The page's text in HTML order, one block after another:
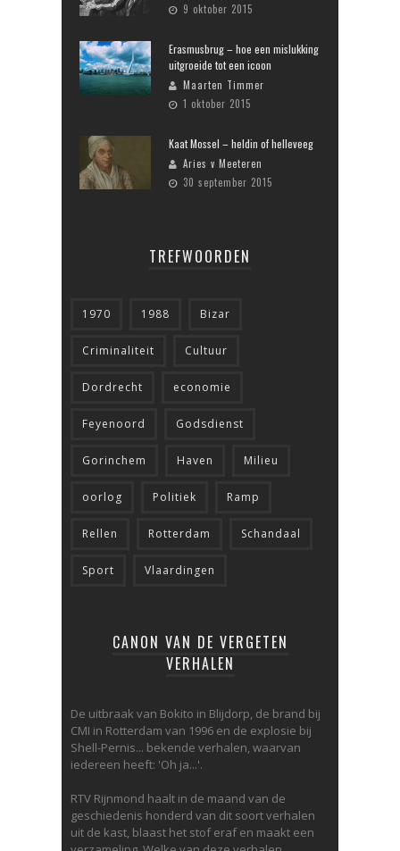
9 oktober 2015
Erasmusbrug – hoe een mislukking
uitgroeide tot een icoon
Maarten Timmer
1 oktober 2015
Kaat Mossel – heldin of helleveeg
Aries v Meeteren
30 september 2015
TREFWOORDEN
1970 1988 Bizar
Criminaliteit Cultuur
Dordrecht economie
Feyenoord Godsdienst
Gorinchem Haven Milieu
oorlog Politiek Ramp
Rellen Rotterdam Schandaal
Sport Vlaardingen
CANON VAN DE VERGETEN
VERHALEN
De uitbraak van Bokito in Blijdorp, de brand bij
CMI in Rotterdam van 1996 en de explosie bij
Shell-Pernis... bekende verhalen, waarvan
iedereen heeft: 'Oh ja...'.
RTV Rijnmond haalt in de maand van de
geschiedenis honderd van dit soort verhalen
uit de kast, blaast het stof eraf en maakt een